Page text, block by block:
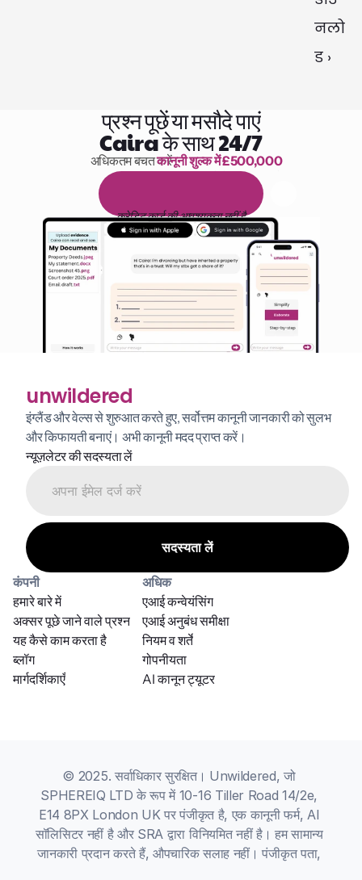
नलो
ड ›
प्रश्न पूछें या मसौदे पाएं
Caira के साथ 24/7
पढ़ने के 1,000 घंटे
अधिकतम बचत करें कानूनी शुल्क में £500,000
िन यल
क्रेडिट कार्ड की आवश्यकता नहीं है
unwildered
इंग्लैंड और वेल्स से शुरुआत करते हुए, सर्वोत्तम कानूनी जानकारी को सुलभ
और किफायती बनाएं। अभी कानूनी मदद प्राप्त करें।
न्यूज़लेटर की सदस्यता लें
कंपनी
हमारे बारे में
अक्सर पूछे जाने वाले प्रश्न
यह कैसे काम करता है
ब्लॉग
मार्गदर्शिकाएँ
अधिक
नियम व शर्तें
एआई अनुबंध समीक्षा
AI कानून ट्यूटर
गोपनीयता
एआई कन्वेयंसिंग
© 2025. सर्वाधिकार सुरक्षित। Unwildered, जो
SPHEREIQ LTD के रूप में 10-16 Tiller Road 14/2e,
E14 8PX London UK पर पंजीकृत है, एक कानूनी फर्म, AI
सॉलिसिटर नहीं है और SRA द्वारा विनियमित नहीं है। हम सामान्य
जानकारी प्रदान करते हैं, औपचारिक सलाह नहीं। पंजीकृत पता,